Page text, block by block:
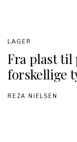
Fra plast til
forskellige
LAGER
REZA NIELSEN